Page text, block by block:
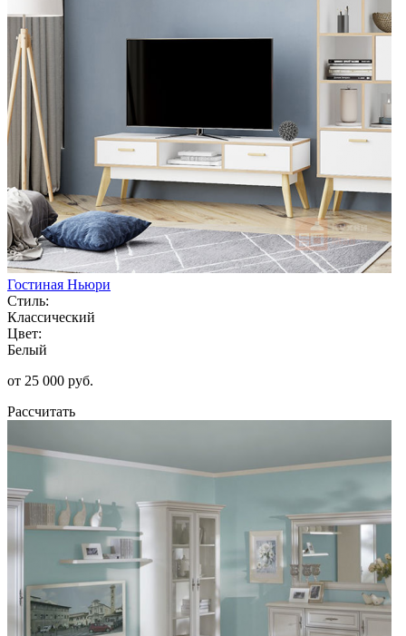
Гостиная Ньюри
Стиль:
Классический
Цвет:
Белый
от 25 000 руб.
Рассчитать